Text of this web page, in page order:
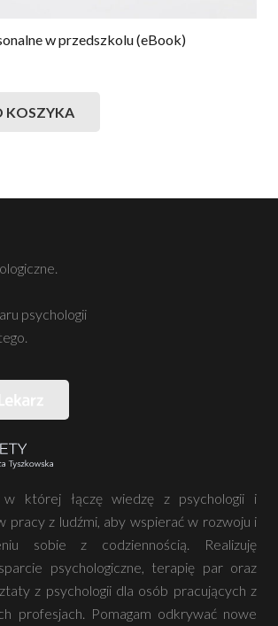
w przedszkolu (eBook)
KOSZYKA
psychologii
w której łączę wiedzę z psychologii i
pracy z ludźmi, aby wspierać w rozwoju i
sobie z codziennością. Realizuję
psychologiczne, terapię par oraz
z psychologii dla osób pracujących z
profesjach. Pomagam odkrywać nowe